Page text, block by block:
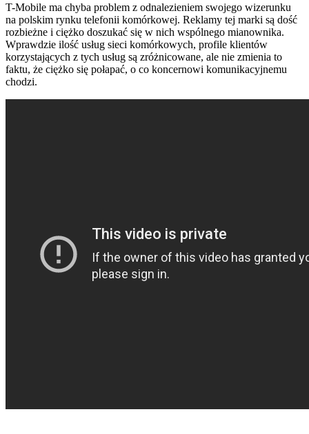
T-Mobile ma chyba problem z odnalezieniem swojego wizerunku
na polskim rynku telefonii komórkowej. Reklamy tej marki są dość
rozbieżne i ciężko doszukać się w nich wspólnego mianownika.
Wprawdzie ilość usług sieci komórkowych, profile klientów
korzystających z tych usług są zróżnicowane, ale nie zmienia to
faktu, że ciężko się połapać, o co koncernowi komunikacyjnemu
chodzi.